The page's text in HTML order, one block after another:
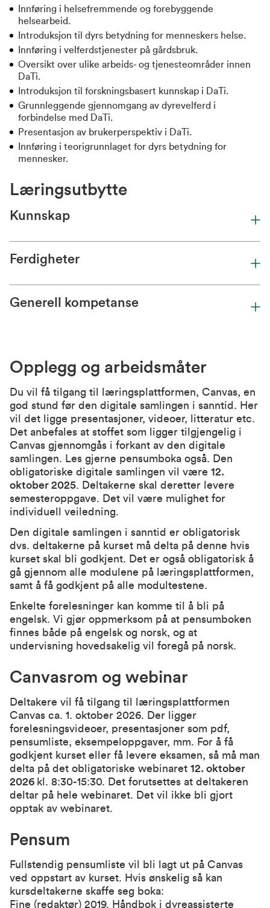
Innføring i helsefremmende og forebyggende
helsearbeid.
Introduksjon til dyrs betydning for menneskers helse.
Innføring i velferdstjenester på gårdsbruk.
Oversikt over ulike arbeids- og tjenesteområder innen
DaTi.
Introduksjon til forskningsbasert kunnskap i DaTi.
Grunnleggende gjennomgang av dyrevelferd i
forbindelse med DaTi.
Presentasjon av brukerperspektiv i DaTi.
Innføring i teorigrunnlaget for dyrs betydning for
mennesker.
Læringsutbytte
Kunnskap
Ferdigheter
Generell kompetanse
Opplegg og arbeidsmåter
Du vil få tilgang til læringsplattformen, Canvas, en
god stund før den digitale samlingen i sanntid. Her
vil det ligge presentasjoner, videoer, litteratur etc.
Det anbefales at stoffet som ligger tilgjengelig i
Canvas gjennomgås i forkant av den digitale
samlingen. Les gjerne pensumboka også. Den
obligatoriske digitale samlingen vil være 12.
oktober 2025. Deltakerne skal deretter levere
semesteroppgave. Det vil være mulighet for
individuell veiledning.
Den digitale samlingen i sanntid er obligatorisk
dvs. deltakerne på kurset må delta på denne hvis
kurset skal bli godkjent. Det er også obligatorisk å
gå gjennom alle modulene på læringsplattformen,
samt å få godkjent på alle modultestene.
Enkelte forelesninger kan komme til å bli på
engelsk. Vi gjør oppmerksom på at pensumboken
finnes både på engelsk og norsk, og at
undervisning hovedsakelig vil foregå på norsk.
Canvasrom og webinar
Deltakere vil få tilgang til læringsplattformen
Canvas ca. 1. oktober 2026. Der ligger
forelesningsvideoer, presentasjoner som pdf,
pensumliste, eksempeloppgaver, mm. For å få
godkjent kurset eller få levere eksamen, så må man
delta på det obligatoriske webinaret 12. oktober
2026 kl. 8:30-15:30. Det forutsettes at deltakeren
deltar på hele webinaret. Det vil ikke bli gjort
opptak av webinaret.
Pensum
Fullstendig pensumliste vil bli lagt ut på Canvas
ved oppstart av kurset. Hvis ønskelig så kan
kursdeltakerne skaffe seg boka:
Fine (redaktør) 2019. Håndbok i dyreassisterte